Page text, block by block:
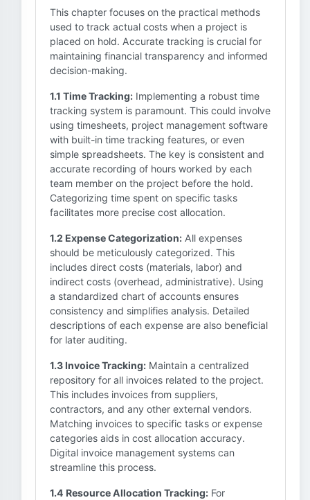
This chapter focuses on the practical methods
used to track actual costs when a project is
placed on hold. Accurate tracking is crucial for
maintaining financial transparency and informed
decision-making.
1.1 Time Tracking: Implementing a robust time
tracking system is paramount. This could involve
using timesheets, project management software
with built-in time tracking features, or even
simple spreadsheets. The key is consistent and
accurate recording of hours worked by each
team member on the project before the hold.
Categorizing time spent on specific tasks
facilitates more precise cost allocation.
1.2 Expense Categorization: All expenses
should be meticulously categorized. This
includes direct costs (materials, labor) and
indirect costs (overhead, administrative). Using
a standardized chart of accounts ensures
consistency and simplifies analysis. Detailed
descriptions of each expense are also beneficial
for later auditing.
1.3 Invoice Tracking: Maintain a centralized
repository for all invoices related to the project.
This includes invoices from suppliers,
contractors, and any other external vendors.
Matching invoices to specific tasks or expense
categories aids in cost allocation accuracy.
Digital invoice management systems can
streamline this process.
1.4 Resource Allocation Tracking: For